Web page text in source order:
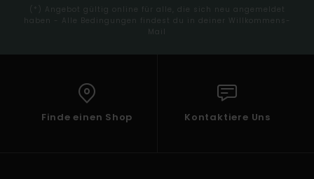
(*) Angebot gültig online für alle, die sich neu angemeldet
haben - Alle Bedingungen findest du in deiner Willkommens-
Mail
Finde einen Shop Kontaktiere Uns